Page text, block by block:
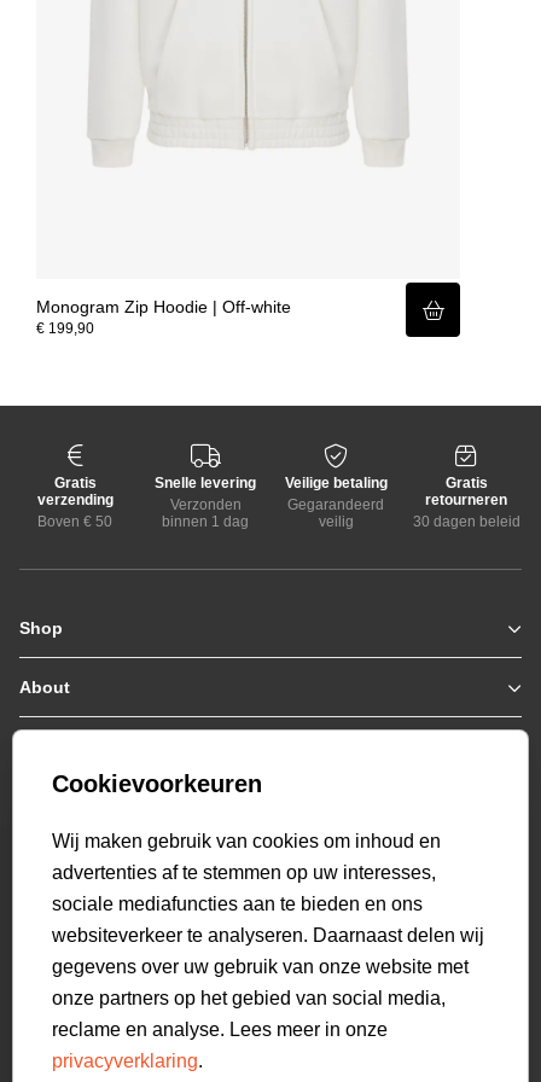
Monogram Zip Hoodie | Off-white
€ 199,90
Gratis
verzending
Boven € 50
Snelle levering
Verzonden
binnen 1 dag
Veilige betaling
Gegarandeerd
veilig
Gratis
retourneren
30 dagen beleid
Shop
Zomerjassen
Jassen / Coats
Colberts
Hoodies
Polo's
T-shirts
Overshirts
Overhemden
Sweatpants
Broeken
Short sweatpants
Shorts
About
Who we are
Genti X PSV
Bestellen & Betalen
Retourneren
Veelgestelde vragen
Mijn Account
beoordelingen
Cookievoorkeuren
Wij maken gebruik van cookies om inhoud en
advertenties af te stemmen op uw interesses,
sociale mediafuncties aan te bieden en ons
websiteverkeer te analyseren. Daarnaast delen wij
gegevens over uw gebruik van onze website met
onze partners op het gebied van social media,
reclame en analyse. Lees meer in onze
privacyverklaring.